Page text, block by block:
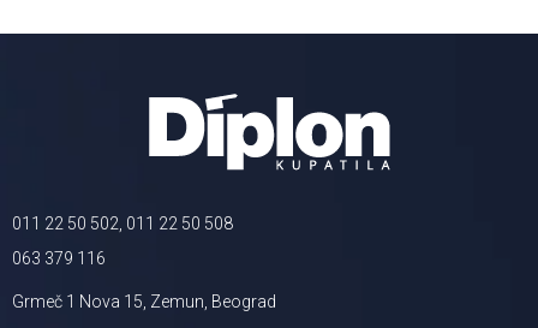
011 22 50 502, 011 22 50 508
063 379 116
Grmeč 1 Nova 15, Zemun, Beograd